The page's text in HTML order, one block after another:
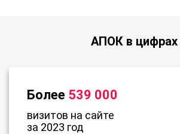
АПОК в цифрах
Более 539 000
визитов на сайте
за 2023 год